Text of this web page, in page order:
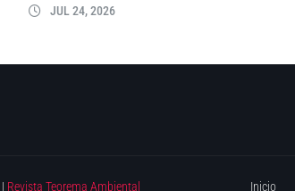
JUL 24, 2026
| Revista Teorema Ambiental Inicio